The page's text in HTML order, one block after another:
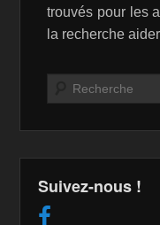
trouvés pour les
la recherche
Recherche
Suivez-nous !